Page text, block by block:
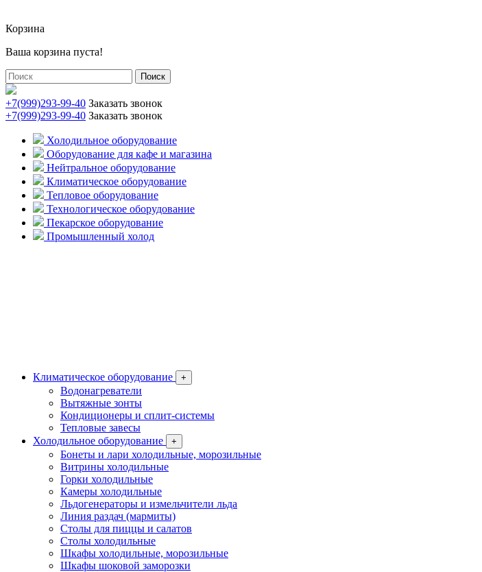
Корзина
Ваша корзина пуста!
Поиск
+7(999)293-99-40 Заказать звонок
+7(999)293-99-40 Заказать звонок
Холодильное оборудование
Оборудование для кафе и магазина
Нейтральное оборудование
Климатическое оборудование
Тепловое оборудование
Технологическое оборудование
Пекарское оборудование
Промышленный холод
Климатическое оборудование +
Водонагреватели
Вытяжные зонты
Кондиционеры и сплит-системы
Тепловые завесы
Холодильное оборудование
+
Бонеты и лари холодильные, морозильные
Витрины холодильные
Горки холодильные
Камеры холодильные
Льдогенераторы и измельчители льда
Линия раздач (мармиты)
Столы для пиццы и салатов
Столы холодильные
Шкафы холодильные, морозильные
Шкафы шоковой заморозки